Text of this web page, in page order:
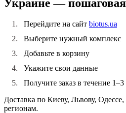
Украине —
Перейдите на сайт biotus.ua
Выберите нужный комплекс
Добавьте в корзину
Укажите свои данные
Получите заказ в течение
Доставка по Киеву, Львову,
регионам.